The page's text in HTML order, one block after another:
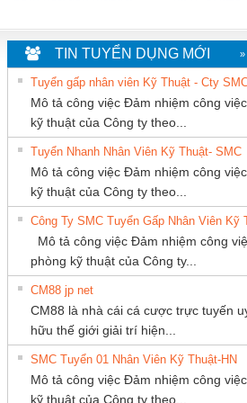
Le An Toàn
Contact
– PSR-
SCP-
FSP/2X1/1X2
sát chuỗi
tấm pin
16I+
(2502520000)
Bộ giám sát chuỗi
tấm pin
TRANSCLINIC 16I+
1K5 L (2433950000)
Bộ chỉnh lưu nguồn
điện TRANSCLINIC
BKE 1K5.4
(7791400879)2. Giá
CÔNG TY CỔ
PHẦN TỰ ĐỘNG
TIẾN HƯNG
Cty TNHH TM QC
Ba Miền
CÔNG TY TNHH
THƯƠNG MẠI
THIÊN ÂN VIỆT
NAM
TM-DV DAI DONG
THANH
TIN TUYỂN DỤNG MỚI »
Mô tả công việc Đảm nhiệm công
kỹ thuật của Công ty theo...
Tuyển Nhanh Nhân Viên Kỹ Thuật- SMC
Mô tả công việc Đảm nhiệm công
kỹ thuật của Công ty theo...
Mô tả công việc Đảm nhiệm công
phòng kỹ thuật của Công ty...
CM88 jp net
CM88 là nhà cái cá cược trực tuyến
hữu thế giới giải trí hiện...
SMC Tuyển 01 Nhân Viên Kỹ Thuật-HN
Mô tả công việc Đảm nhiệm công
kỹ thuật của Công ty theo...